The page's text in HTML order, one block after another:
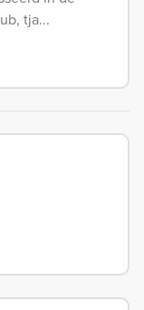
tja...